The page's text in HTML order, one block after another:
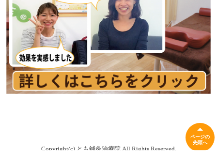
ページの
先頭へ
Copyright(c) とも鍼灸治療院 All Rights Reserved.